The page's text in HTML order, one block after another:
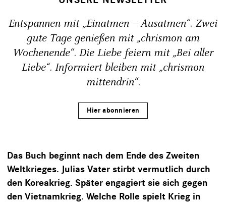
Entspannen mit „Einatmen – Ausatmen“. Zwei
gute Tage genießen mit „chrismon am
Wochenende“. Die Liebe feiern mit „Bei aller
Liebe“. Informiert bleiben mit „chrismon
mittendrin“.
Hier abonnieren
Das Buch beginnt nach dem Ende des Zweiten
Weltkrieges. Julias Vater stirbt vermutlich durch
den Koreakrieg. Später engagiert sie sich gegen
den Vietnamkrieg. Welche Rolle spielt Krieg in